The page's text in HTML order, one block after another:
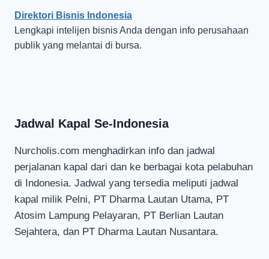
Direktori Bisnis Indonesia
Lengkapi intelijen bisnis Anda dengan info perusahaan
publik yang melantai di bursa.
Jadwal Kapal Se-Indonesia
Nurcholis.com menghadirkan info dan jadwal
perjalanan kapal dari dan ke berbagai kota pelabuhan
di Indonesia. Jadwal yang tersedia meliputi jadwal
kapal milik Pelni, PT Dharma Lautan Utama, PT
Atosim Lampung Pelayaran, PT Berlian Lautan
Sejahtera, dan PT Dharma Lautan Nusantara.